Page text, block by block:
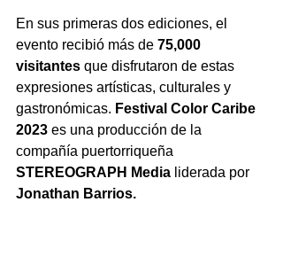
En sus primeras dos ediciones, el
evento recibió más de 75,000
visitantes que disfrutaron de estas
expresiones artísticas, culturales y
gastronómicas. Festival Color Caribe
2023 es una producción de la
compañía puertorriqueña
STEREOGRAPH Media liderada por
Jonathan Barrios.